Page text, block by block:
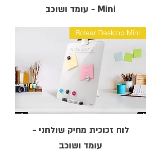
Mini - עומד ושוכב
Bclear Desktop Mini
לוח זכוכית מחיק שולחני -
עומד ושוכב